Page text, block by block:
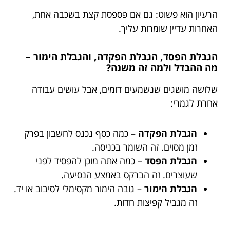
הרעיון הוא פשוט: גם אם פספסת קצת בשכבה אחת,
האחרות עדיין שומרות עליך.
הגבלת הפסד, הגבלת הפקדה, והגבלת הימור –
מה ההבדל ולמה זה משנה?
שלושה מושגים שנשמעים דומים, אבל עושים עבודה
אחרת לגמרי:
הגבלת הפקדה – כמה כסף נכנס לחשבון בפרק
זמן מסוים. זה השומר בכניסה.
הגבלת הפסד – כמה אתה מוכן להפסיד לפני
שעוצרים. זה הברקס באמצע הנסיעה.
הגבלת הימור – גובה הימור מקסימלי לסיבוב או יד.
זה מגביל קפיצות חדות.